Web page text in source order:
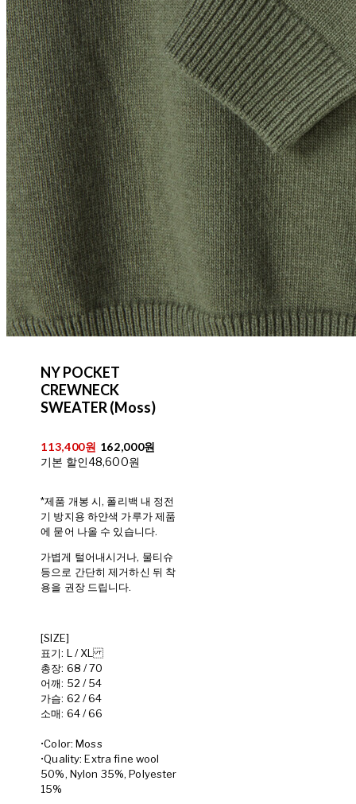
NY POCKET
CREWNECK
SWEATER (Moss)
113,400원 162,000원
기본 할인48,600원
*제품 개봉 시, 폴리백 내 정전
기 방지용 하얀색 가루가 제품
에 묻어 나올 수 있습니다.
가볍게 털어내시거나, 물티슈
등으로 간단히 제거하신 뒤 착
용을 권장 드립니다.
[SIZE]
표기: L / XL
총장: 68 / 70
어깨: 52 / 54
가슴: 62 / 64
소매: 64 / 66
•Color: Moss
•Quality: Extra fine wool
50%, Nylon 35%, Polyester
15%